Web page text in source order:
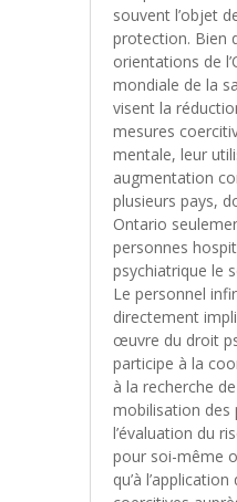
souvent l’objet
protection. Bien
orientations de
mondiale de la
visent la
mesures
mentale, leur
augmentation
plusieurs pays,
Ontario
personnes
psychiatrique le
Le personnel
directement
œuvre du droit
participe à la
à la recherche
mobilisation des
l’évaluation du
pour soi-même
qu’à